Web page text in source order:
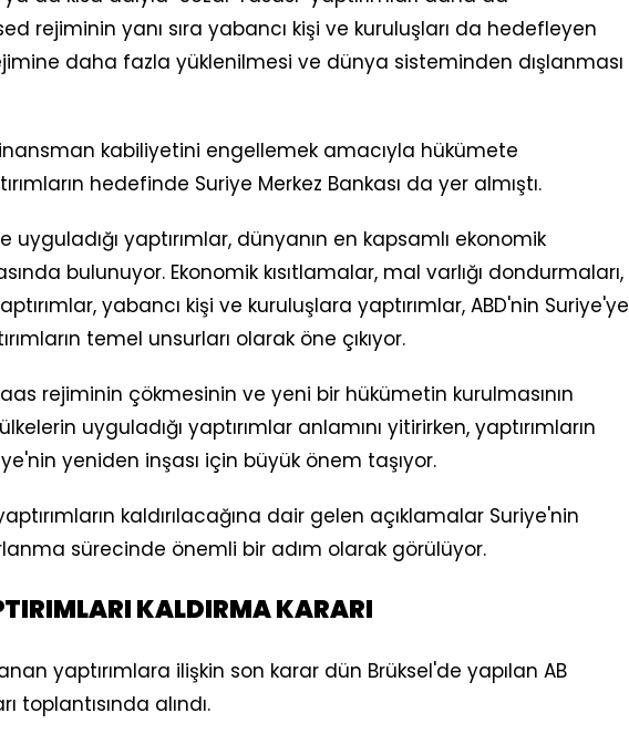
rejiminin yanı sıra yabancı kişi ve kuruluşları da hedefleyen
daha fazla yüklenilmesi ve dünya sisteminden dışlanması
kabiliyetini engellemek amacıyla hükümete
hedefinde Suriye Merkez Bankası da yer almıştı.
uyguladığı yaptırımlar, dünyanın en kapsamlı ekonomik
bulunuyor. Ekonomik kısıtlamalar, mal varlığı dondurmaları,
yabancı kişi ve kuruluşlara yaptırımlar, ABD'nin Suriye'ye
temel unsurları olarak öne çıkıyor.
Baas rejiminin çökmesinin ve yeni bir hükümetin kurulmasının
uyguladığı yaptırımlar anlamını yitirirken, yaptırımların
yeniden inşası için büyük önem taşıyor.
kaldırılacağına dair gelen açıklamalar Suriye'nin
sürecinde önemli bir adım olarak görülüyor.
KALDIRMA KARARI
yaptırımlara ilişkin son karar dün Brüksel'de yapılan AB
toplantısında alındı.